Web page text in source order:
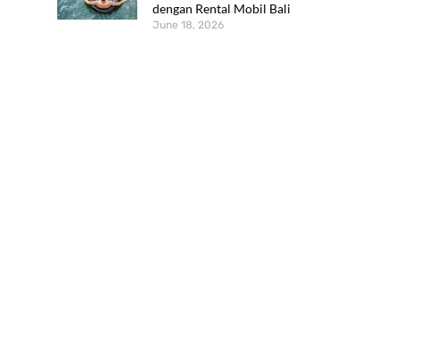
dengan Rental Mobil Bali
June 18, 2026